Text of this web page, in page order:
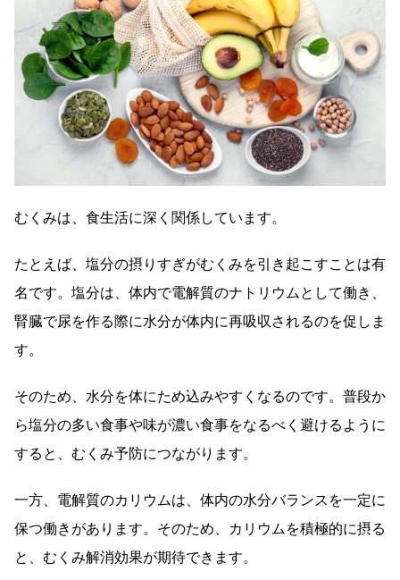
むくみは、食生活に深く関係しています。
たとえば、塩分の摂りすぎがむくみを引き起こすことは有
名です。塩分は、体内で電解質のナトリウムとして働き、
腎臓で尿を作る際に水分が体内に再吸収されるのを促しま
す。
そのため、水分を体にため込みやすくなるのです。普段か
ら塩分の多い食事や味が濃い食事をなるべく避けるように
すると、むくみ予防につながります。
一方、電解質のカリウムは、体内の水分バランスを一定に
保つ働きがあります。そのため、カリウムを積極的に摂る
と、むくみ解消効果が期待できます。